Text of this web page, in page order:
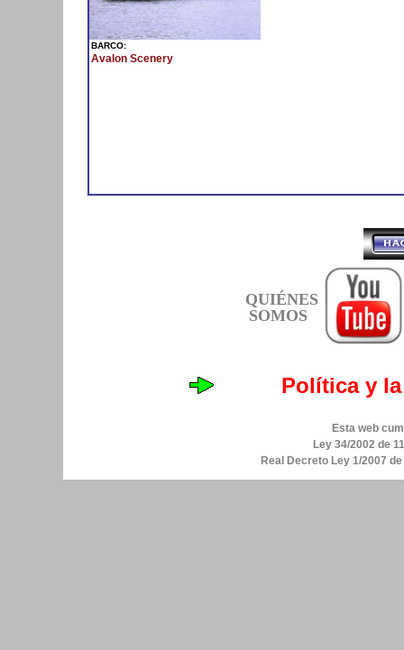
BARCO:
Avalon Scenery
QUIÉNES
SOMOS
Política y
Esta web
Ley 34/2002 de
Real Decreto Ley 1/2007